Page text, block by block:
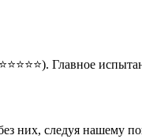
Главное
них, следуя нашему